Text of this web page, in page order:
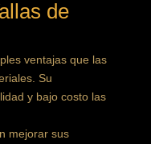
de
ventajas que las
Su
y bajo costo las
mejorar sus